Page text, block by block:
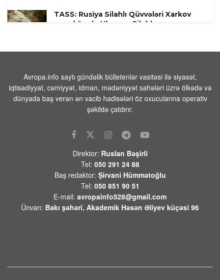
TASS: Rusiya Silahlı Qüvvələri Xarkov
yaxınlığında Ukrayna Silahlı
Pakistanın Baş naziri Şərif Məkkə Birgə
Müdafiə Sazişini imzalamaqdan şərəf
duyduğunu bildirib
08 AVQUST 2026 / 7:53
tutub-ölənlər var
Dünya şöhrətli misirli ulduz
Məhəmməd Salah ailəsi ilə birlikdə bu
lüks villada yaşayacaq-Fotolar
08 AVQUST 2026 / 7:35 16
Məkkə Müdafiə Sazişi regionun və
Avropa.info saytı gündəlik bülletenlər vasitəsi ilə siyasət,
iqtisadiyyat, cəmiyyət, idman, mədəniyyət sahələri üzrə ölkədə və
dünyada baş verən ən vacib hadisələri öz oxucularına operativ
şəkildə çatdırır.
Direktor: Ruslan Bəşirli
Tel: 050 291 24 88
Baş redaktor: Şirvani Hümmətoğlu
Tel: 050 851 90 51
E-mail: avropainfo528@gmail.com
Ünvan: Bakı şəhəri, Akademik Həsən Əliyev küçəsi 96